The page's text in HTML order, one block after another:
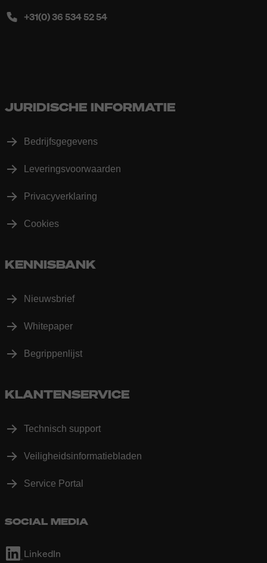
+31(0) 36 534 52 54
JURIDISCHE INFORMATIE
Bedrijfsgegevens
Leveringsvoorwaarden
Privacyverklaring
Cookies
KENNISBANK
Nieuwsbrief
Whitepaper
Begrippenlijst
KLANTENSERVICE
Technisch support
Veiligheidsinformatiebladen
Service Portal
SOCIAL MEDIA
LinkedIn